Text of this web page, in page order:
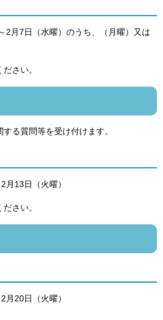
2月7日（水曜）のうち、（月曜）又は
さい。
る質問等を受け付けます。
月13日（火曜）
さい。
月20日（火曜）